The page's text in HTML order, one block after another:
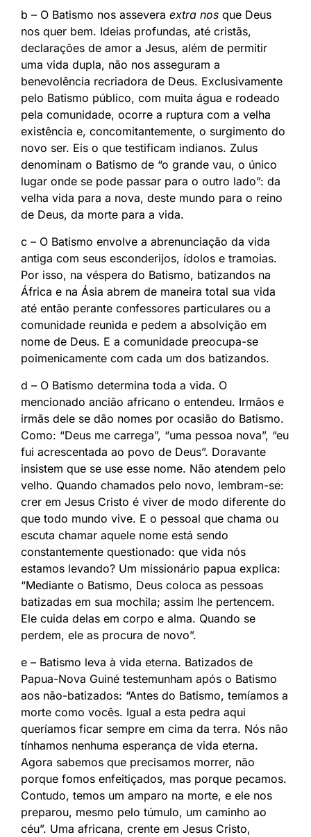
b – O Batismo nos assevera extra nos que Deus
nos quer bem. Ideias profundas, até cristãs,
declarações de amor a Jesus, além de permitir
uma vida dupla, não nos asseguram a
benevolência recriadora de Deus. Exclusivamente
pelo Batismo público, com muita água e rodeado
pela comunidade, ocorre a ruptura com a velha
existência e, concomitantemente, o surgimento do
novo ser. Eis o que testificam indianos. Zulus
denominam o Batismo de “o grande vau, o único
lugar onde se pode passar para o outro lado”: da
velha vida para a nova, deste mundo para o reino
de Deus, da morte para a vida.
c – O Batismo envolve a abrenunciação da vida
antiga com seus esconderijos, ídolos e tramoias.
Por isso, na véspera do Batismo, batizandos na
África e na Ásia abrem de maneira total sua vida
até então perante confessores particulares ou a
comunidade reunida e pedem a absolvição em
nome de Deus. E a comunidade preocupa-se
poimenicamente com cada um dos batizandos.
d – O Batismo determina toda a vida. O
mencionado ancião africano o entendeu. Irmãos e
irmãs dele se dão nomes por ocasião do Batismo.
Como: “Deus me carrega”, “uma pessoa nova”, “eu
fui acrescentada ao povo de Deus”. Doravante
insistem que se use esse nome. Não atendem pelo
velho. Quando chamados pelo novo, lembram-se:
crer em Jesus Cristo é viver de modo diferente do
que todo mundo vive. E o pessoal que chama ou
escuta chamar aquele nome está sendo
constantemente questionado: que vida nós
estamos levando? Um missionário papua explica:
“Mediante o Batismo, Deus coloca as pessoas
batizadas em sua mochila; assim lhe pertencem.
Ele cuida delas em corpo e alma. Quando se
perdem, ele as procura de novo”.
e – Batismo leva à vida eterna. Batizados de
Papua-Nova Guiné testemunham após o Batismo
aos não-batizados: “Antes do Batismo, temíamos a
morte como vocês. Igual a esta pedra aqui
queríamos ficar sempre em cima da terra. Nós não
tínhamos nenhuma esperança de vida eterna.
Agora sabemos que precisamos morrer, não
porque fomos enfeitiçados, mas porque pecamos.
Contudo, temos um amparo na morte, e ele nos
preparou, mesmo pelo túmulo, um caminho ao
céu”. Uma africana, crente em Jesus Cristo,